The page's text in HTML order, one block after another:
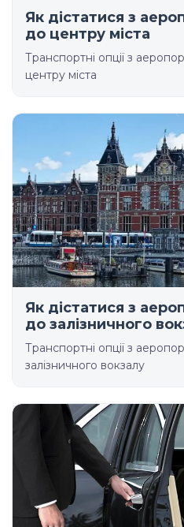
Як дістатися з
до центру міста
Транспортні опції з
центру міста
Як дістатися з
до залізничного
Транспортні опції з
залізничного вокзалу